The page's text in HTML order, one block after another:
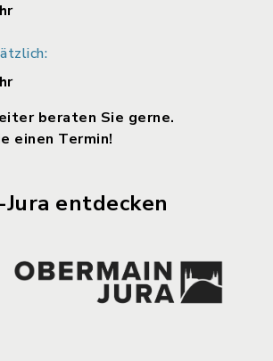
beraten Sie gerne.
einen Termin!
entdecken